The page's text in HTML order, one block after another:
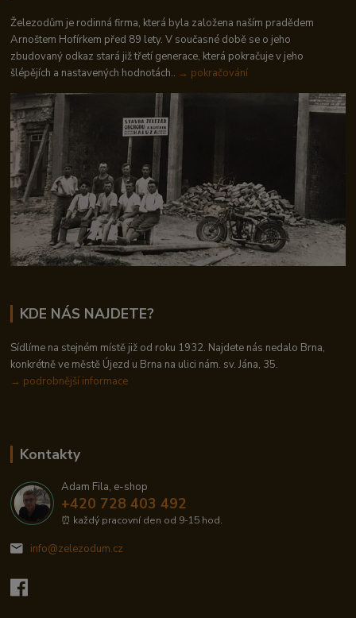
Železodům je rodinná firma, která byla založena naším pradědem
Arnoštem Hofírkem před 89 lety. V současné době se o jeho
zbudovaný odkaz stará již třetí generace, která pokračuje v jeho
šlépějích a nastavených hodnotách.. → pokračování
KDE NÁS NAJDETE?
Sídlíme na stejném místě již od roku 1932. Najdete nás nedalo Brna,
konkrétně ve městě Újezd u Brna na ulici nám. sv. Jána, 35.
→ podrobnější informace
Kontakty
Adam Fila, e-shop
+420 728 403 492
⏰ každý pracovní den od 9-15 hod.
info@zelezodum.cz